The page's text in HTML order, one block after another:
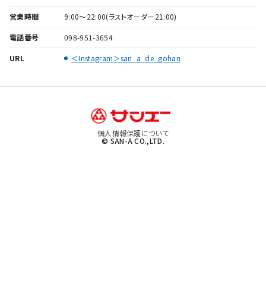
営業時間 9:00～22:00(ラストオーダー21:00)
電話番号 098-951-3654
URL ＜Instagram＞san_a_de_gohan
個人情報保護について
© SAN-A CO.,LTD.